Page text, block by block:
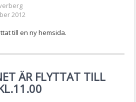
2012
till en ny hemsida.
ÄR FLYTTAT TILL